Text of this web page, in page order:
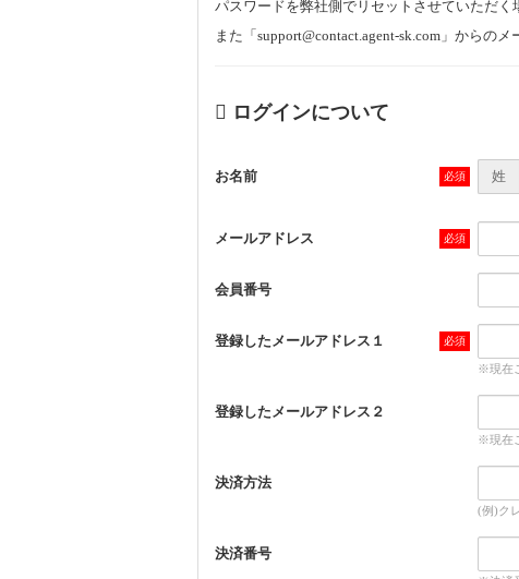
パスワードを弊社側でリセットさせていただく
また「support@contact.agent-sk.com」からの
ログインについて
お名前 姓
メールアドレス
会員番号
登録したメールアドレス１
※現在
登録したメールアドレス２
※現在
決済方法
(例)ク
決済番号